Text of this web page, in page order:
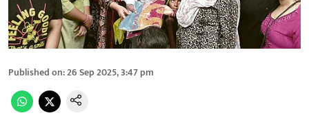
Published on:26 Sep 2025, 3:47 pm